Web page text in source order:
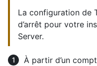
La configuration de
d’arrêt pour votre
Server.
À partir d’un